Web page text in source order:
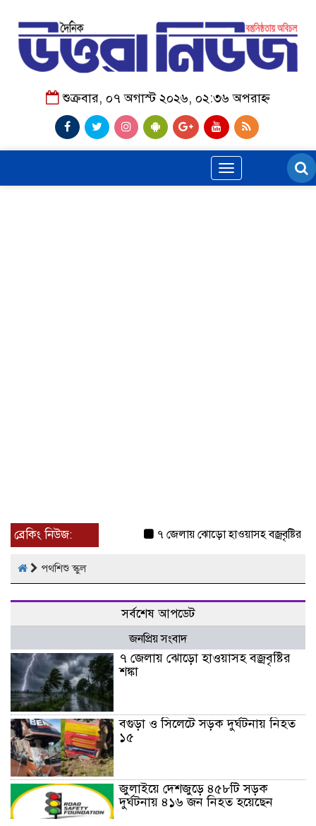
শুক্রবার, ০৭ অগাস্ট ২০২৬, ০২:৩৬ অপরাহ্ন
Toggle
navigation
ব্রেকিং নিউজ: ৭ জেলায় ঝোড়ো হাওয়াসহ বজ্রবৃষ্টির
পথশিশু স্কুল
সর্বশেষ আপডেট
জনপ্রিয় সংবাদ
৭ জেলায় ঝোড়ো হাওয়াসহ বজ্রবৃষ্টির
শঙ্কা
বগুড়া ও সিলেটে সড়ক দুর্ঘটনায় নিহত
১৫
জুলাইয়ে দেশজুড়ে ৪৫৮টি সড়ক
দুর্ঘটনায় ৪১৬ জন নিহত হয়েছেন